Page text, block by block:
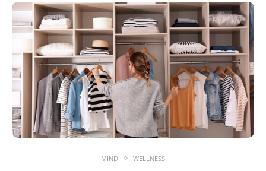
MIND WELLNESS